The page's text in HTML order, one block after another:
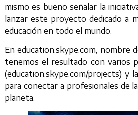
mismo es bueno señalar la
lanzar este proyecto dedicado a
educación en todo el mundo.
En education.skype.com, nombre
tenemos el resultado con varios
(education.skype.com/projects) y
para conectar a profesionales de
planeta.